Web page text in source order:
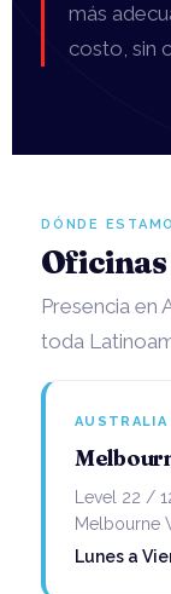
STAFF
más
costo, sin
DÓNDE
Oficinas
Presencia en
toda
AUSTRALIA
Level 22 /
Melbourne
Lunes a